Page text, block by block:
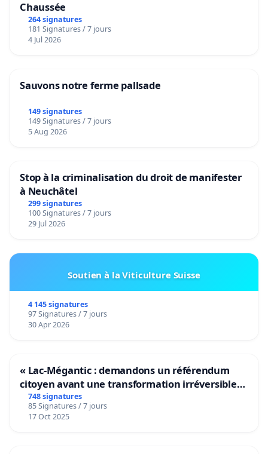
Chaussée
264 signatures
181 Signatures / 7 jours
4 Jul 2026
Sauvons notre ferme pallsade
149 signatures
149 Signatures / 7 jours
5 Aug 2026
Stop à la criminalisation du droit de manifester
à Neuchâtel
299 signatures
100 Signatures / 7 jours
29 Jul 2026
Soutien à la Viticulture Suisse
4 145 signatures
97 Signatures / 7 jours
30 Apr 2026
« Lac-Mégantic : demandons un référendum
citoyen avant une transformation irréversible
de notre territoire »
748 signatures
85 Signatures / 7 jours
17 Oct 2025